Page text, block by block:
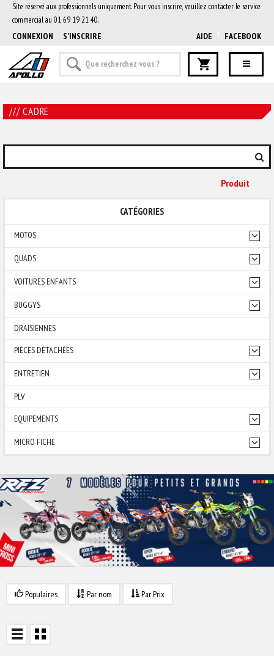
Site réservé aux professionnels uniquement. Pour vous inscrire, veuillez contacter le service
commercial au 01 69 19 21 40.
CONNEXION S'INSCRIRE AIDE FACEBOOK
/// CADRE
Produit
CATÉGORIES
MOTOS
QUADS
VOITURES ENFANTS
BUGGYS
DRAISIENNES
PIÈCES DÉTACHÉES
ENTRETIEN
PLV
EQUIPEMENTS
MICRO FICHE
Populaires Par nom Par Prix